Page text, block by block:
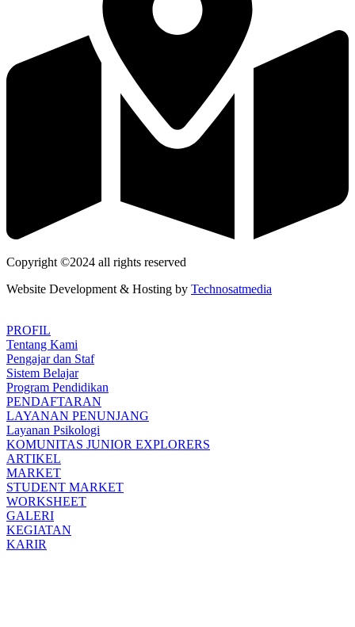
Copyright ©2024 all rights reserved
Website Development & Hosting by Technosatmedia
PROFIL
Tentang Kami
Pengajar dan Staf
Sistem Belajar
Program Pendidikan
PENDAFTARAN
LAYANAN PENUNJANG
Layanan Psikologi
KOMUNITAS JUNIOR EXPLORERS
ARTIKEL
MARKET
STUDENT MARKET
WORKSHEET
GALERI
KEGIATAN
KARIR